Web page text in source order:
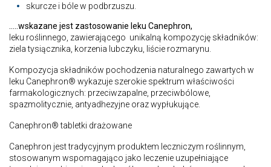
skurcze i bóle w podbrzuszu.
…..wskazane jest zastosowanie leku Canephron,
leku roślinnego, zawierającego unikalną kompozycję składników:
ziela tysiącznika, korzenia lubczyku, liście rozmarynu.
Kompozycja składników pochodzenia naturalnego zawartych w
leku Canephron® wykazuje szerokie spektrum właściwości
farmakologicznych: przeciwzapalne, przeciwbólowe,
spazmolitycznie, antyadhezyjne oraz wypłukujące.
Canephron® tabletki drażowane
Canephron jest tradycyjnym produktem leczniczym roślinnym,
stosowanym wspomagająco jako leczenie uzupełniające